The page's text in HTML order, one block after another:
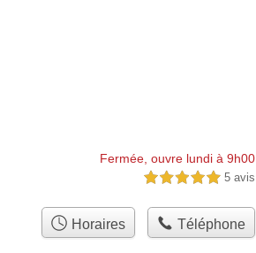
Fermée, ouvre lundi à 9h00
5,0 étoiles sur 5 5 avis
Horaires Téléphone